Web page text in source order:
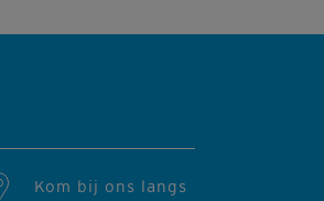
Kom bij ons langs